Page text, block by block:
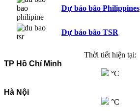
Dự báo bão Philippines
Dự báo bão TSR
Thời tiết hiện tại:
TP Hồ Chí Minh
°C
Hà Nội
°C